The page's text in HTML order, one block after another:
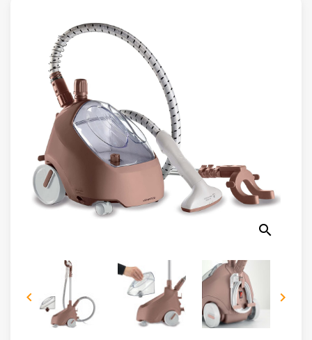
Impression
Stockage
Photos
Electroménager
Bureautique
Mobilités
Loisirs
search
 